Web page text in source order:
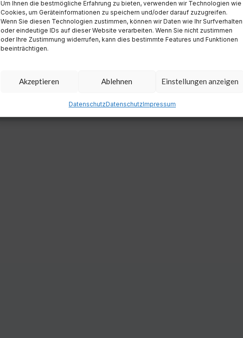
Um Ihnen die bestmögliche Erfahrung zu bieten, verwenden wir Technologien wie
Cookies, um Geräteinformationen zu speichern und/oder darauf zuzugreifen.
Wenn Sie diesen Technologien zustimmen, können wir Daten wie Ihr Surfverhalten
oder eindeutige IDs auf dieser Website verarbeiten. Wenn Sie nicht zustimmen
oder Ihre Zustimmung widerrufen, kann dies bestimmte Features und Funktionen
beeinträchtigen.
Akzeptieren Ablehnen Einstellungen anzeigen
DatenschutzDatenschutzImpressum